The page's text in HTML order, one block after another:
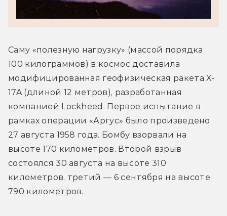
Саму «полезную нагрузку» (массой порядка
100 килограммов) в космос доставила
модифицированная геофизическая ракета X-
17A (длиной 12 метров), разработанная
компанией Lockheed. Первое испытание в
рамках операции «Аргус» было произведено
27 августа 1958 года. Бомбу взорвали на
высоте 170 километров. Второй взрыв
состоялся 30 августа на высоте 310
километров, третий — 6 сентября на высоте
790 километров.